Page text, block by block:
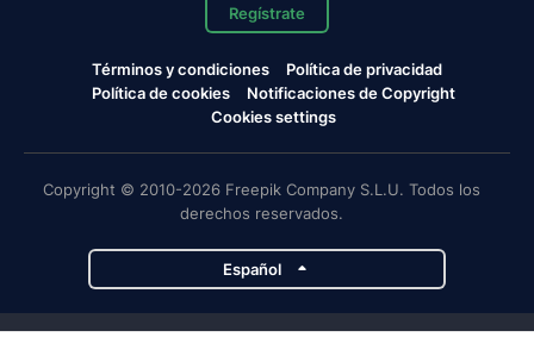
Regístrate
Términos y condiciones
Política de privacidad
Política de cookies
Notificaciones de Copyright
Cookies settings
Copyright © 2010-2026 Freepik Company S.L.U. Todos los
derechos reservados.
Español